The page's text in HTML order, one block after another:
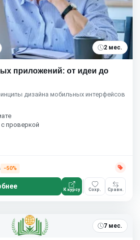
2 мес.
приложений: от идеи до
дизайна мобильных интерфейсов
проверкой
−50%
К курсу Сохр. Сравн.
7 мес.